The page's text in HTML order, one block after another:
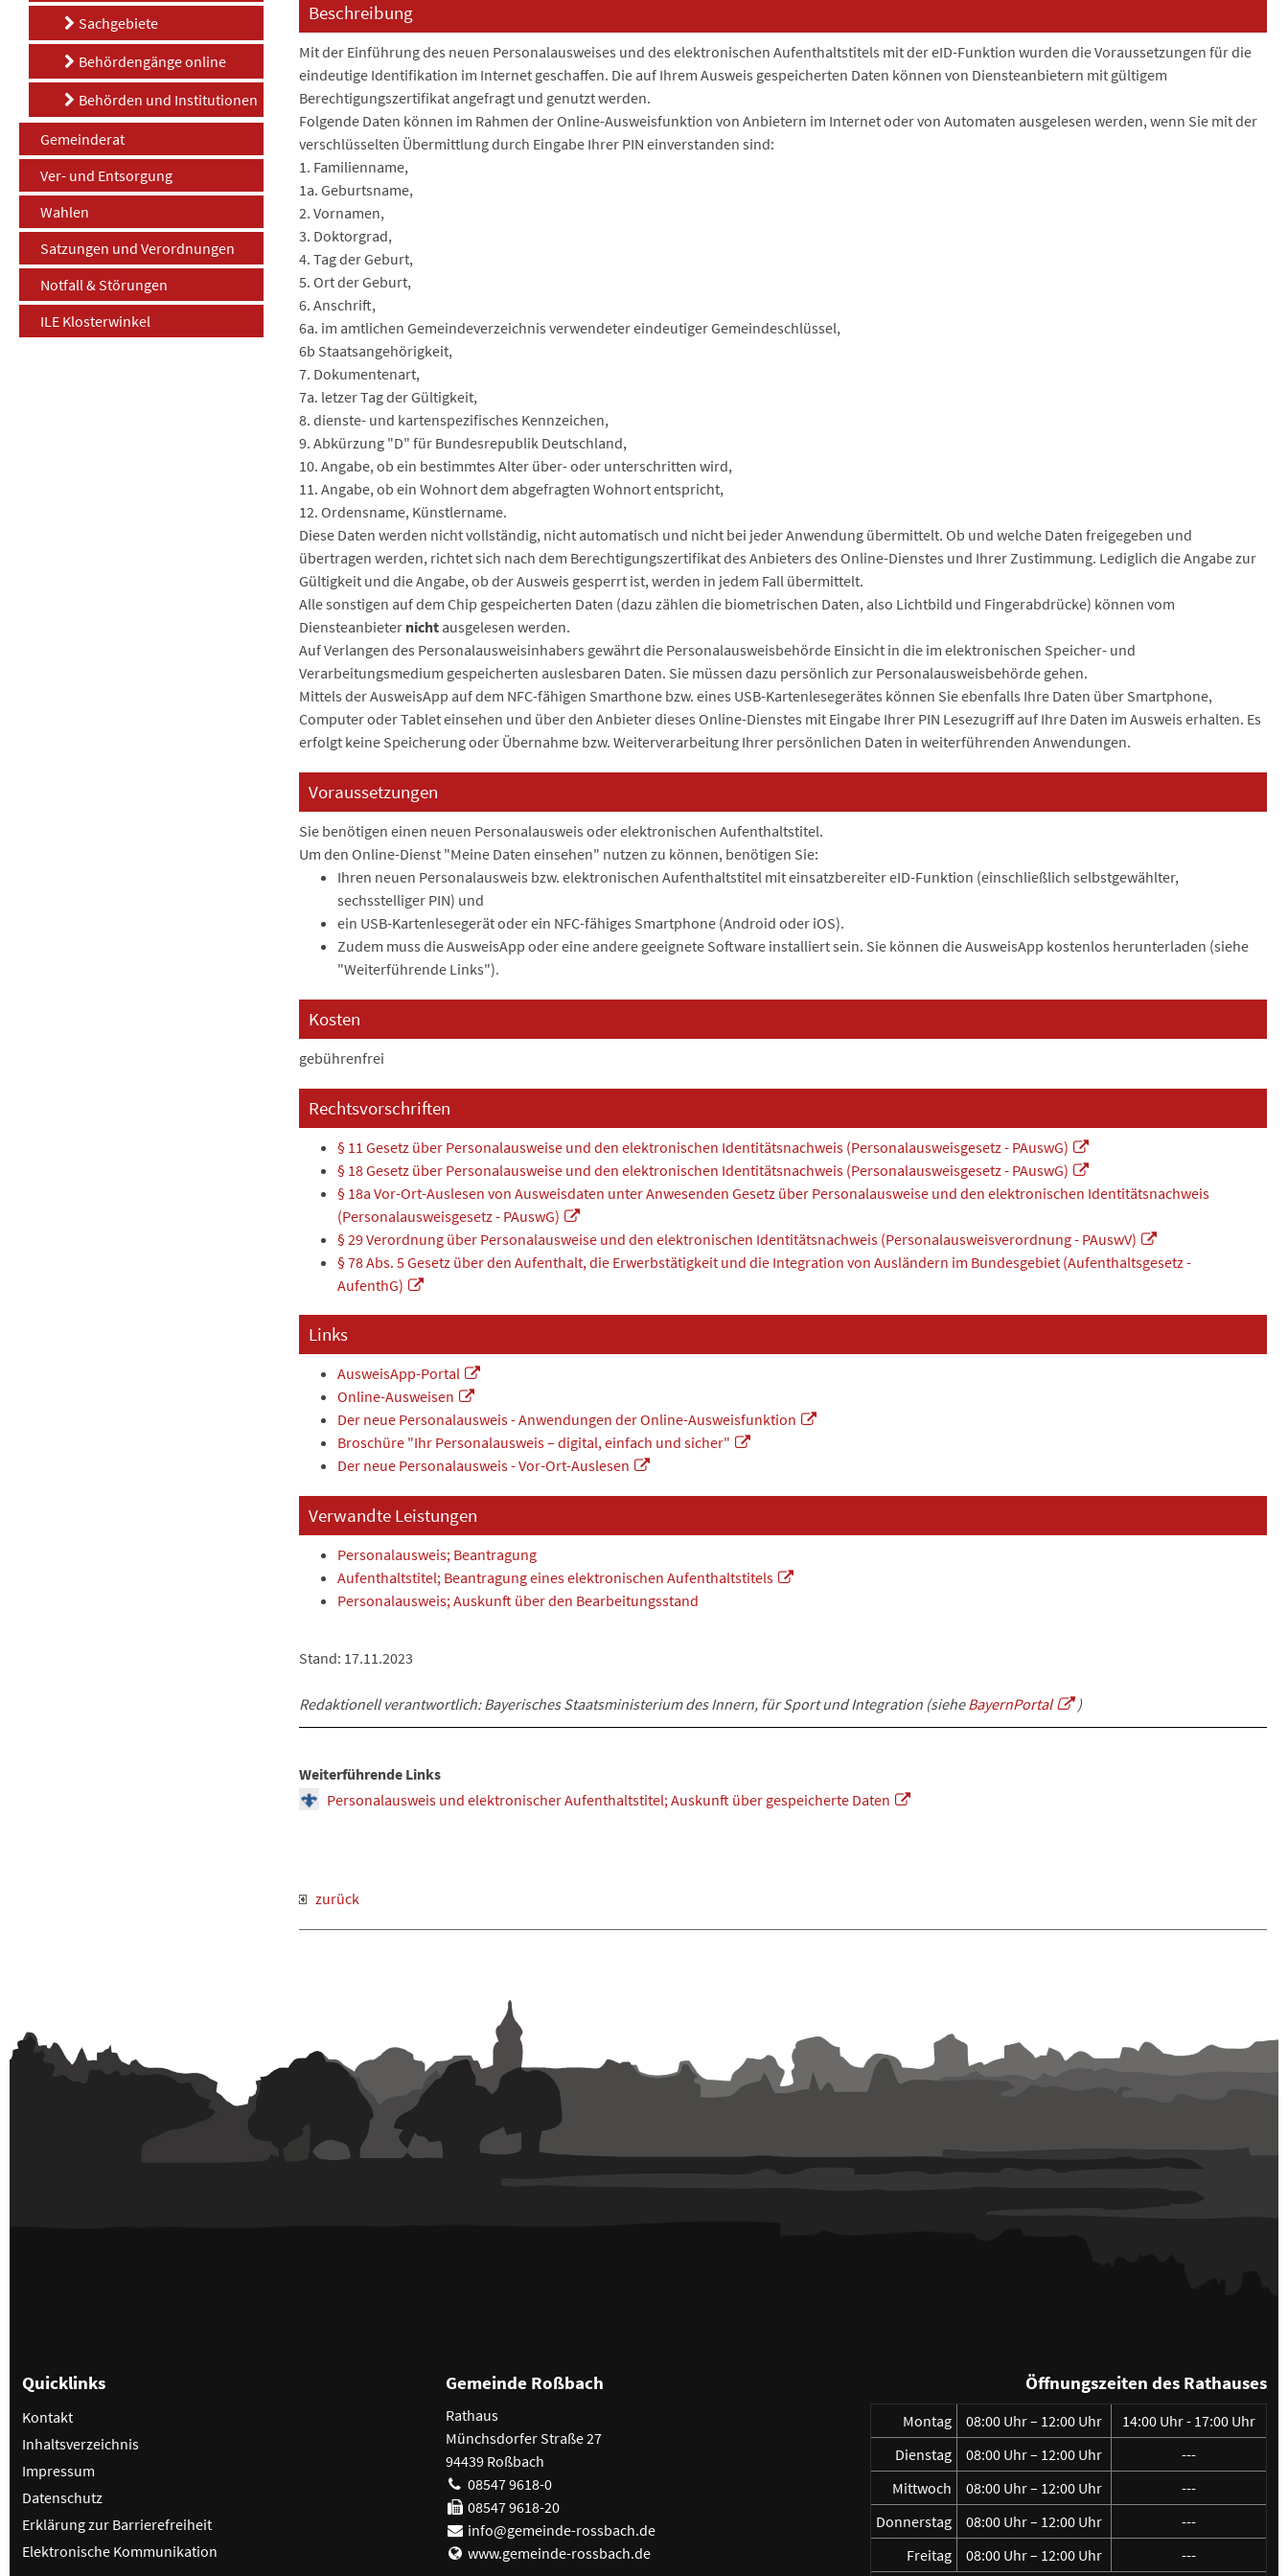
Sachgebiete
Behördengänge online
Behörden und Institutionen
Gemeinderat
Ver- und Entsorgung
Wahlen
Satzungen und Verordnungen
Notfall & Störungen
ILE Klosterwinkel
Beschreibung
Mit der Einführung des neuen Personalausweises und des elektronischen Aufenthaltstitels mit der eID-Funktion wurden die Voraussetzungen für die
eindeutige Identifikation im Internet geschaffen. Die auf Ihrem Ausweis gespeicherten Daten können von Diensteanbietern mit gültigem
Berechtigungszertifikat angefragt und genutzt werden.
Folgende Daten können im Rahmen der Online-Ausweisfunktion von Anbietern im Internet oder von Automaten ausgelesen werden, wenn Sie mit der
verschlüsselten Übermittlung durch Eingabe Ihrer PIN einverstanden sind:
1. Familienname,
1a. Geburtsname,
2. Vornamen,
3. Doktorgrad,
4. Tag der Geburt,
5. Ort der Geburt,
6. Anschrift,
6a. im amtlichen Gemeindeverzeichnis verwendeter eindeutiger Gemeindeschlüssel,
6b Staatsangehörigkeit,
7. Dokumentenart,
7a. letzer Tag der Gültigkeit,
8. dienste- und kartenspezifisches Kennzeichen,
9. Abkürzung "D" für Bundesrepublik Deutschland,
10. Angabe, ob ein bestimmtes Alter über- oder unterschritten wird,
11. Angabe, ob ein Wohnort dem abgefragten Wohnort entspricht,
12. Ordensname, Künstlername.
Diese Daten werden nicht vollständig, nicht automatisch und nicht bei jeder Anwendung übermittelt. Ob und welche Daten freigegeben und
übertragen werden, richtet sich nach dem Berechtigungszertifikat des Anbieters des Online-Dienstes und Ihrer Zustimmung. Lediglich die Angabe zur
Gültigkeit und die Angabe, ob der Ausweis gesperrt ist, werden in jedem Fall übermittelt.
Alle sonstigen auf dem Chip gespeicherten Daten (dazu zählen die biometrischen Daten, also Lichtbild und Fingerabdrücke) können vom
Diensteanbieter nicht ausgelesen werden.
Auf Verlangen des Personalausweisinhabers gewährt die Personalausweisbehörde Einsicht in die im elektronischen Speicher- und
Verarbeitungsmedium gespeicherten auslesbaren Daten. Sie müssen dazu persönlich zur Personalausweisbehörde gehen.
Mittels der AusweisApp auf dem NFC-fähigen Smarthone bzw. eines USB-Kartenlesegerätes können Sie ebenfalls Ihre Daten über Smartphone,
Computer oder Tablet einsehen und über den Anbieter dieses Online-Dienstes mit Eingabe Ihrer PIN Lesezugriff auf Ihre Daten im Ausweis erhalten. Es
erfolgt keine Speicherung oder Übernahme bzw. Weiterverarbeitung Ihrer persönlichen Daten in weiterführenden Anwendungen.
Voraussetzungen
Sie benötigen einen neuen Personalausweis oder elektronischen Aufenthaltstitel.
Um den Online-Dienst "Meine Daten einsehen" nutzen zu können, benötigen Sie:
Ihren neuen Personalausweis bzw. elektronischen Aufenthaltstitel mit einsatzbereiter eID-Funktion (einschließlich selbstgewählter,
sechsstelliger PIN) und
ein USB-Kartenlesegerät oder ein NFC-fähiges Smartphone (Android oder iOS).
Zudem muss die AusweisApp oder eine andere geeignete Software installiert sein. Sie können die AusweisApp kostenlos herunterladen (siehe
"Weiterführende Links").
Kosten
gebührenfrei
Rechtsvorschriften
§ 11 Gesetz über Personalausweise und den elektronischen Identitätsnachweis (Personalausweisgesetz - PAuswG)
§ 18 Gesetz über Personalausweise und den elektronischen Identitätsnachweis (Personalausweisgesetz - PAuswG)
§ 18a Vor-Ort-Auslesen von Ausweisdaten unter Anwesenden Gesetz über Personalausweise und den elektronischen Identitätsnachweis
(Personalausweisgesetz - PAuswG)
§ 29 Verordnung über Personalausweise und den elektronischen Identitätsnachweis (Personalausweisverordnung - PAuswV)
§ 78 Abs. 5 Gesetz über den Aufenthalt, die Erwerbstätigkeit und die Integration von Ausländern im Bundesgebiet (Aufenthaltsgesetz -
AufenthG)
Links
AusweisApp-Portal
Online-Ausweisen
Der neue Personalausweis - Anwendungen der Online-Ausweisfunktion
Broschüre "Ihr Personalausweis – digital, einfach und sicher"
Der neue Personalausweis - Vor-Ort-Auslesen
Verwandte Leistungen
Personalausweis; Beantragung
Aufenthaltstitel; Beantragung eines elektronischen Aufenthaltstitels
Personalausweis; Auskunft über den Bearbeitungsstand
Stand: 17.11.2023
Redaktionell verantwortlich: Bayerisches Staatsministerium des Innern, für Sport und Integration (sieheBayernPortal )
Weiterführende Links
Personalausweis und elektronischer Aufenthaltstitel; Auskunft über gespeicherte Daten
zurück
Quicklinks
Kontakt
Inhaltsverzeichnis
Impressum
Datenschutz
Erklärung zur Barrierefreiheit
Elektronische Kommunikation
Gemeinde Roßbach
Rathaus
Münchsdorfer Straße 27
94439 Roßbach
08547 9618-0
08547 9618-20
info@gemeinde-rossbach.de
www.gemeinde-rossbach.de
Öffnungszeiten des Rathauses
Montag 08:00 Uhr – 12:00 Uhr
14:00 Uhr - 17:00 Uhr
Dienstag
08:00 Uhr – 12:00 Uhr
---
Mittwoch
08:00 Uhr – 12:00 Uhr
---
Donnerstag
08:00 Uhr – 12:00 Uhr
---
Freitag
08:00 Uhr – 12:00 Uhr ---